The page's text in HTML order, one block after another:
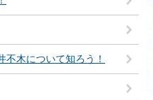
木について知ろう！